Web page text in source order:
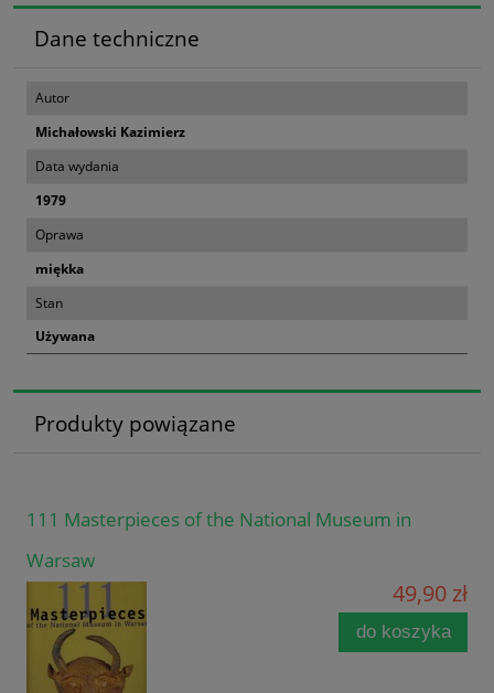
Dane techniczne
Autor
Michałowski Kazimierz
Data wydania
1979
Oprawa
miękka
Stan
Używana
Produkty powiązane
111 Masterpieces of the National Museum in
Warsaw
49,90 zł
do koszyka